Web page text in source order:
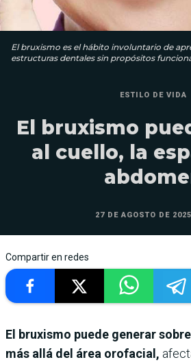
El bruxismo es el hábito involuntario de
estructuras dentales sin propósitos
ESTILO DE VIDA
El bruxismo
al cuello, la
27 DE AGOSTO DE
Compartir en redes
El bruxismo puede generar
más allá del área orofacial,